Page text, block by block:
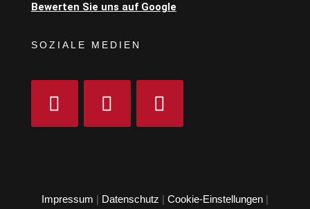
Bewerten Sie uns auf Google
SOZIALE MEDIEN
Impressum | Datenschutz | Cookie-Einstellungen|